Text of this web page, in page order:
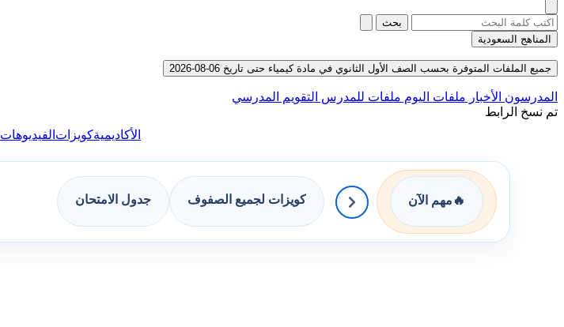
بحث
المناهج السعودية
جميع الملفات المتوفرة بحسب الصف الأول الثانوي في مادة كيمياء حتى تاريخ 06-08-2026
المدرسون الأخبار ملفات اليوم ملفات للمدرس التقويم المدرسي
تم نسخ الرابط
الأكاديميةكويزات الفيديوهات
🔥 مهم الآن كويزات لجميع الصفوف جدول الامتحان